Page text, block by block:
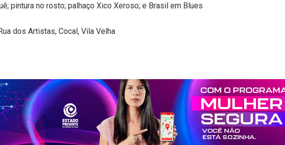
pintura no rosto; palhaço Xico Xeroso; e Brasil em Blues
dos Artistas, Cocal, Vila Velha